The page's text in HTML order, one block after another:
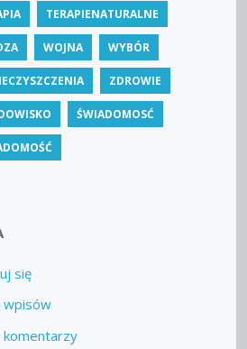
TERAPIENATURALNE
WOJNA WYBÓR
ZDROWIE
ŚWIADOMOSĆ
się
wpisów
komentarzy